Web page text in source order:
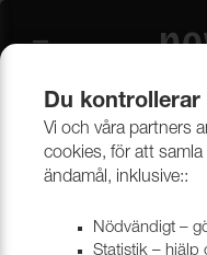
Beklädnadsmaterial
Du kontrollerar
Vi och våra partners
cookies, för att
ändamål, inklusive::
Nödvändigt –
Statistik – hjälp